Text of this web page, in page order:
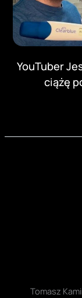
YouTuber
ciążę
Tomasz